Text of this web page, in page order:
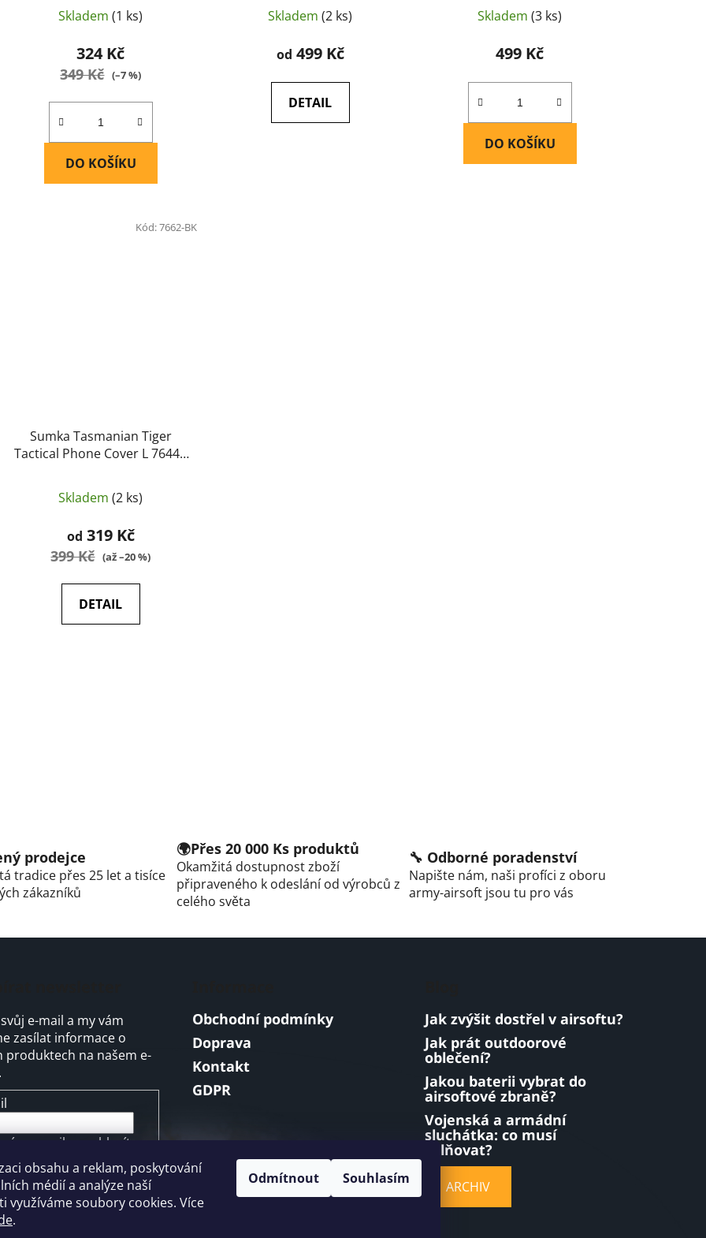
obsahu a reklam, poskytování
médií a analýze naší
využíváme soubory cookies. Více
.
Odmítnout Souhlasím
Skladem(1 ks)
324 Kč
349 Kč (–7 %)
DO KOŠÍKU
Skladem(2 ks)
od 499 Kč
DETAIL
Skladem(3 ks)
499 Kč
DO KOŠÍKU
Sumka Tasmanian Tiger
Tactical Phone Cover L 7644 -
Skladem(2 ks)
od 319 Kč
399 Kč (až –20 %)
DETAIL
Kód:7662-BK
v
k
y
v
i
prodejce
tradice přes 25 let a tisíce
zákazníků
🌍Přes 20 000 Ks produktů
Okamžitá dostupnost zboží
připraveného k odeslání od výrobců z
celého světa
🔧 Odborné poradenství
Napište nám, naši profíci z oboru
army-airsoft jsou tu pro vás
e-mail a my vám
zasílat informace o
produktech na našem e-
e-mailu souhlasíte s
ochrany
údajů
SE
Obchodní podmínky
Doprava
Kontakt
GDPR
Jak zvýšit dostřel v airsoftu?
Jak prát outdoorové
oblečení?
Jakou baterii vybrat do
airsoftové zbraně?
Vojenská a armádní
sluchátka: co musí
splňovat?
ARCHIV